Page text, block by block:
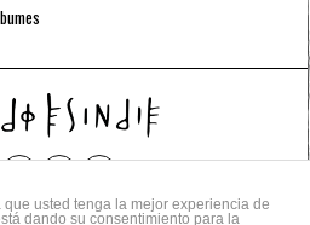
derechos reservados.
usted tenga la mejor experiencia de
dando su consentimiento para la